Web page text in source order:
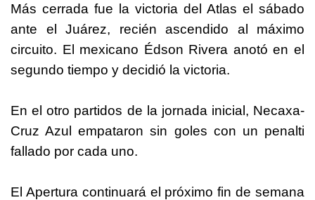
Más cerrada fue la victoria del Atlas el sábado
ante el Juárez, recién ascendido al máximo
circuito. El mexicano Édson Rivera anotó en el
segundo tiempo y decidió la victoria.
En el otro partidos de la jornada inicial, Necaxa-
Cruz Azul empataron sin goles con un penalti
fallado por cada uno.
El Apertura continuará el próximo fin de semana